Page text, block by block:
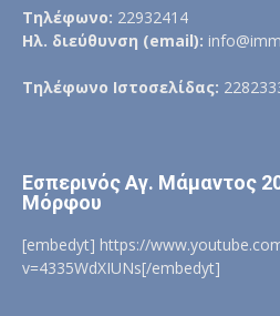
Τηλέφωνο: 22932414
Ηλ. διεύθυνση (email):
Τηλέφωνο Ιστοσελίδας:
Εσπερινός Αγ. Μάμαντος
Μόρφου
[embedyt] https://
v=4335WdXIUNs[/embedyt]